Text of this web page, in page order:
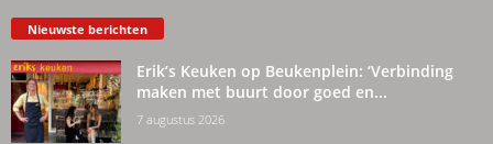
Nieuwste berichten
Erik’s Keuken op Beukenplein: ‘Verbinding
maken met buurt door goed en...
7 augustus 2026